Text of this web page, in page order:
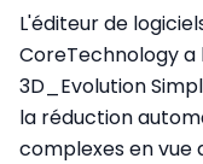
L'éditeur de
CoreTechnology a
3D_Evolution
la réduction
complexes en vue